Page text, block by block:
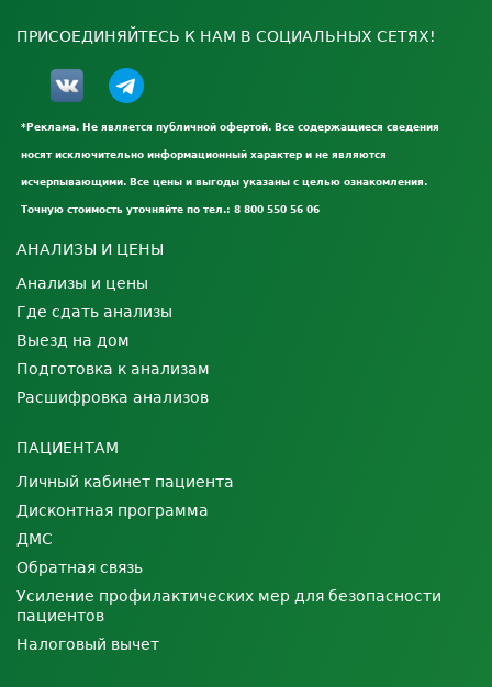
ПРИСОЕДИНЯЙТЕСЬ К НАМ В СОЦИАЛЬНЫХ СЕТЯХ!
*Реклама. Не является публичной офертой. Все содержащиеся сведения
носят исключительно информационный характер и не являются
исчерпывающими. Все цены и выгоды указаны с целью ознакомления.
Точную стоимость уточняйте по тел.: 8 800 550 56 06
АНАЛИЗЫ И ЦЕНЫ
Анализы и цены
Где сдать анализы
Выезд на дом
Подготовка к анализам
Расшифровка анализов
ПАЦИЕНТАМ
Личный кабинет пациента
Дисконтная программа
ДМС
Обратная связь
Усиление профилактических мер для безопасности
пациентов
Налоговый вычет